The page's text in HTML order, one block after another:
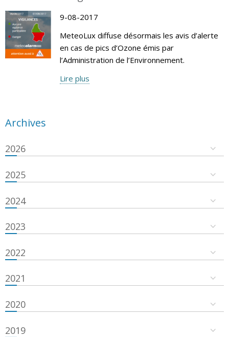
9-08-2017
MeteoLux diffuse désormais les avis d’alerte
en cas de pics d’Ozone émis par
l’Administration de l’Environnement.
Lire plus
Archives
2026
2025
2024
2023
2022
2021
2020
2019